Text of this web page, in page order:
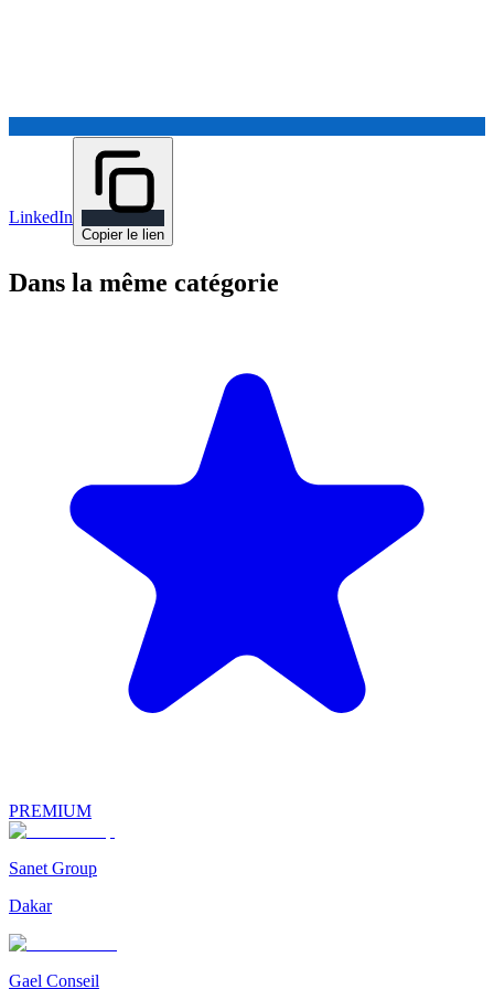
LinkedIn
Copier le lien
Dans la même catégorie
PREMIUM
Sanet Group
Dakar
Gael Conseil